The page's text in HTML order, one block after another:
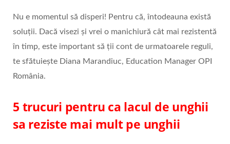
Nu e momentul să disperi! Pentru că, întodeauna există
soluții. Dacă visezi și vrei o manichiură cât mai rezistentă
în timp, este important să ții cont de urmatoarele reguli,
te sfătuiește Diana Marandiuc, Education Manager OPI
România.
5 trucuri pentru ca lacul de unghii
sa reziste mai mult pe unghii